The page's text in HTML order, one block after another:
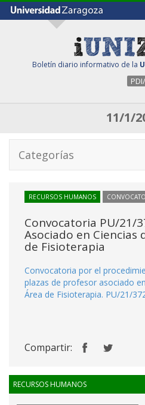
Boletín diario informativo de la
11/1/
Categorías
RECURSOS HUMANOS
Convocatoria PU/21/
Asociado en Ciencias
de Fisioterapia
Convocatoria por el
plazas de profesor asociado
Área de Fisioterapia. PU/21/
Compartir:
RECURSOS HUMANOS